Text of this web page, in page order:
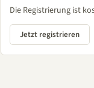
Die Registrierung ist
Jetzt registrieren